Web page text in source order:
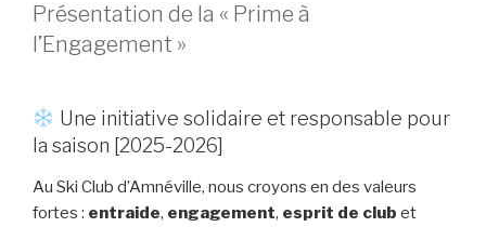
Présentation de la « Prime à
l’Engagement »
Une initiative solidaire et responsable pour
la saison [2025-2026]
Au Ski Club d’Amnéville, nous croyons en des valeurs
fortes : entraide, engagement, esprit de club et